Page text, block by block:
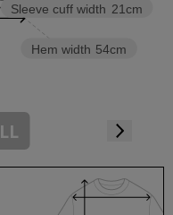
Hem width 54cm
Sleeve cuff width 21cm
LL